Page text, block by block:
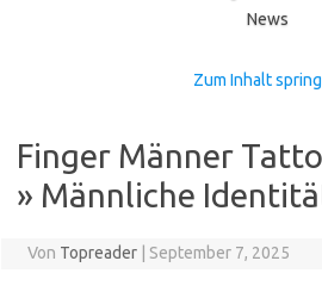
News
Zum Inhalt
Finger Männer
» Männliche
Von Topreader September 7, 2025